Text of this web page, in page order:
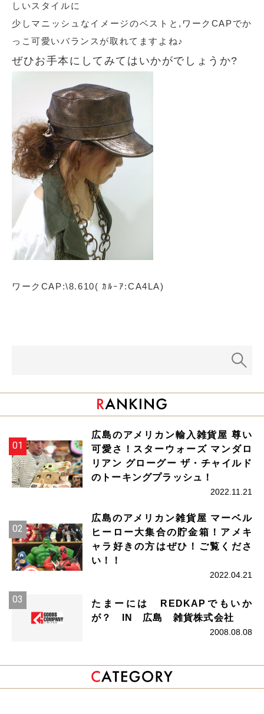
しいスタイルに
少しマニッシュなイメージのベストと,ワークCAPでか
っこ可愛いバランスが取れてますよね♪
ぜひお手本にしてみてはいかがでしょうか?
ワークCAP:\8.610( ｶﾙｰｱ:CA4LA)
広島のアメリカン輸入雑貨屋 尊い
可愛さ！スターウォーズ マンダロ
リアン グローグー ザ・チャイルド
のトーキングプラッシュ！
2022.11.21
広島のアメリカン雑貨屋 マーベル
ヒーロー大集合の貯金箱！アメキ
ャラ好きの方はぜひ！ご覧くださ
い！！
2022.04.21
たまーには REDKAPでもいか
が？ IN 広島 雑貨株式会社
2008.08.08